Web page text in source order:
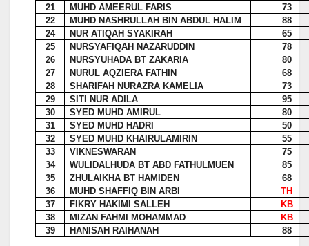
21
MUHD AMEERUL FARIS
73
22
MUHD NASHRULLAH BIN ABDUL HALIM
88
24
NUR ATIQAH SYAKIRAH
65
25
NURSYAFIQAH NAZARUDDIN
78
26
NURSYUHADA BT ZAKARIA
80
27
NURUL AQZIERA FATHIN
68
28
SHARIFAH NURAZRA KAMELIA
73
29
SITI NUR ADILA
95
30
SYED MUHD AMIRUL
80
31
SYED MUHD HADRI
50
32
SYED MUHD KHAIRULAMIRIN
55
33
VIKNESWARAN
75
34
WULIDALHUDA BT ABD FATHULMUEN
85
35
ZHULAIKHA BT HAMIDEN
68
36
MUHD SHAFFIQ BIN ARBI
TH
37
FIKRY HAKIMI SALLEH
KB
38
MIZAN FAHMI MOHAMMAD
KB
39
HANISAH RAIHANAH 88